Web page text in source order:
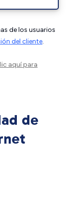
de los usuarios
del cliente.
aquípara
de